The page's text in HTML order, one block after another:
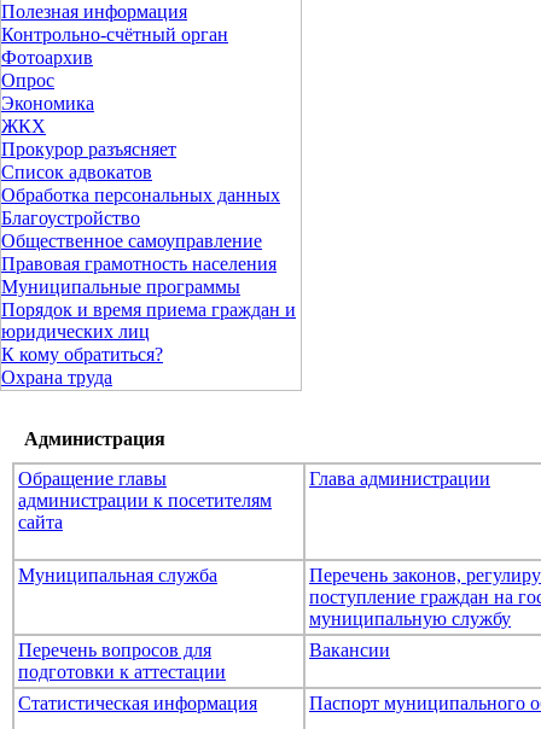
Полезная информация
Контрольно-счётный орган
Фотоархив
Опрос
Экономика
ЖКХ
Прокурор разъясняет
Список адвокатов
Обработка персональных данных
Благоустройство
Общественное самоуправление
Правовая грамотность населения
Муниципальные программы
Порядок и время приема граждан и
юридических лиц
К кому обратиться?
Охрана труда
Администрация
Обращение главы
администрации к посетителям
сайта
Глава администрации
Муниципальная служба
Перечень законов,
поступление граждан на
муниципальную службу
Перечень вопросов для
подготовки к аттестации
Вакансии
Статистическая информация Паспорт муниципального